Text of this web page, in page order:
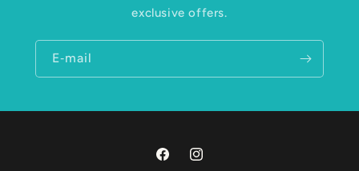
exclusive offers.
E‑mail
FacebookInstagram